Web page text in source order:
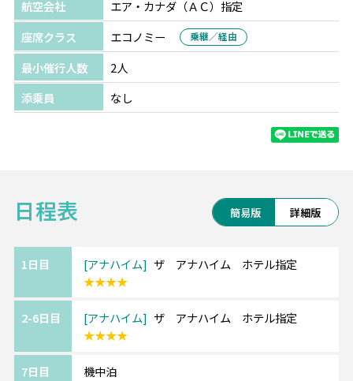
航空会社
エア・カナダ（ＡＣ）指定
座席クラス
エコノミー 乗継／経由
最小催行人数
2人
添乗員
なし
日程表 簡易版 詳細版
1日目 アナハイム
ザ アナハイム ホテル指定
★★★★
2-6日目 アナハイム
ザ アナハイム ホテル指定
★★★★
7日目 機中泊